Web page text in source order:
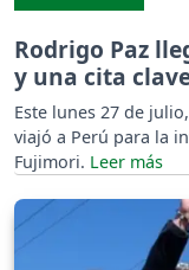
Rodrigo Paz
y una cita
Este lunes 27 de
viajó a Perú para la
Fujimori.